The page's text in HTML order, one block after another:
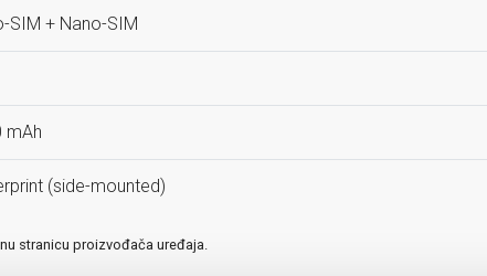
SIM + Nano-SIM
mAh
(side-mounted)
stranicu proizvođača uređaja.